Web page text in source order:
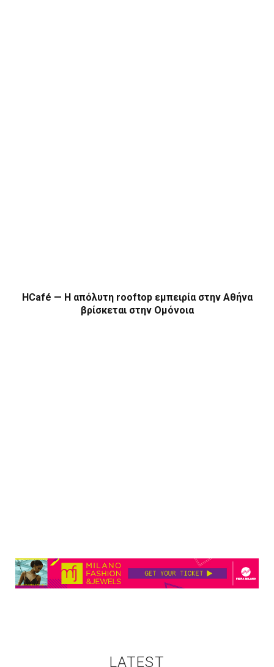
HCafé — Η απόλυτη rooftop εμπειρία στην Αθήνα
βρίσκεται στην Ομόνοια
LATEST